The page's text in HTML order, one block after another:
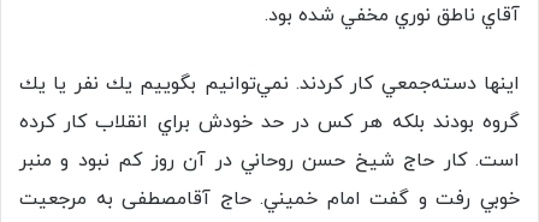
آقاي ناطق نوري مخفي شده بود.
اينها دسته‌جمعي كار كردند. نمي‌توانيم بگوييم يك نفر يا يك
گروه بودند بلكه هر كس در حد خودش براي انقلاب كار كرده
است. كار حاج شيخ حسن روحاني در آن روز كم نبود و منبر
خوبي رفت و گفت امام خميني. حاج آقامصطفی به مرجعيت